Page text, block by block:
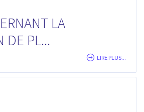
LA
DE PL...
LIRE PLUS...